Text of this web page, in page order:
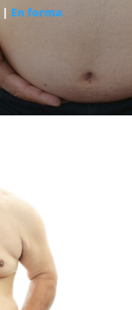
| En forma